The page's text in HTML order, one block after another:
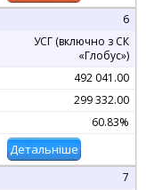
6
УСГ (включно з СК
«Глобус»)
492 041.00
299 332.00
60.83%
Детальніше
7